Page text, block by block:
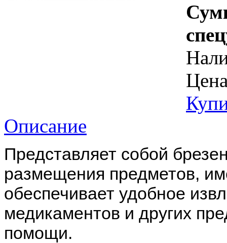
Описание
Представляет собой
размещения предметов,
обеспечивает удобное
медикаментов и других
помощи.